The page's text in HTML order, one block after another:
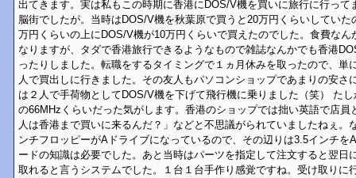
出てきます。実は私もこの時期に香港にDOS/V機を買いに旅行に行って
脳街でしたが。当時はDOS/V機を秋葉原で買うと20万円くらいしてい
万円くらいの上にDOS/V機が10万円くらいで買えたのでした。食費なん
なりますが、タダで香港旅行できるようなもので雑誌なんかでも香港
ったりしました。転職をするタイミングで１ヵ月休みを取ったので、単
人で買出しに行きました。その友人もパソコンショップであまりの安さ
は２人で手荷物としてDOS/V機を下げて飛行機に乗りました（笑） た
の66MHzくらいだった気がします。香港のショップでは拙い英語で店員
人は香港まで買いに来るんだ？」などと不思議がられていましたねぇ。
ンチフロッピーがAドライブになっているので、その辺りは3.5インチを
ードの知識は必要でした。あと当時はパーツを指定して注文すると翌日
取れると言うシステムでした。１台１台手作り感覚ですね。受け取りに